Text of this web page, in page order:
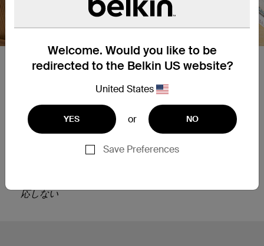
Welcome. Would you like to be
redirected to the Belkin US website?
United States
YES or NO
Save Preferences
【ハブとしても使用可能な
USB-Cコネクター】
USB-CポートはiPadへのUSB-PD充電をサポート
4Kビデオ出力とデータ転送を備えた DP Alt mode*
応しない